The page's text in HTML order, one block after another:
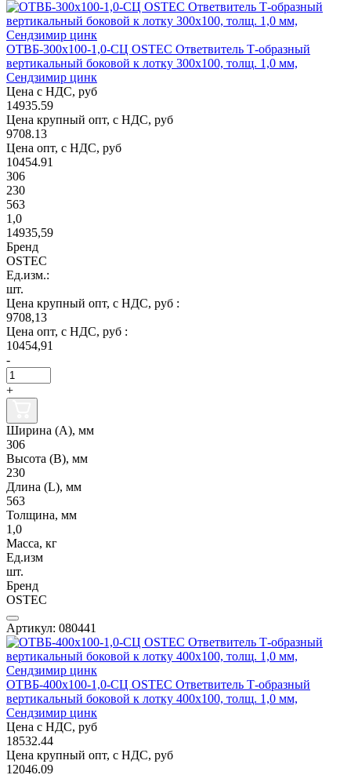
ОТВБ-300х100-1,0-СЦ OSTEC Ответвитель Т-образный
вертикальный боковой к лотку 300х100, толщ. 1,0 мм,
Сендзимир цинк
Цена с НДС, руб
14935.59
Цена крупный опт, с НДС, руб
9708.13
Цена опт, с НДС, руб
10454.91
306
230
563
1,0
14935,59
Бренд
OSTEC
Ед.изм.:
шт.
Цена крупный опт, с НДС, руб :
9708,13
Цена опт, с НДС, руб :
10454,91
-
+
Ширина (А), мм
306
Высота (В), мм
230
Длина (L), мм
563
Толщина, мм
1,0
Масса, кг
Ед.изм
шт.
Бренд
OSTEC
Артикул: 080441
ОТВБ-400х100-1,0-СЦ OSTEC Ответвитель Т-образный
вертикальный боковой к лотку 400х100, толщ. 1,0 мм,
Сендзимир цинк
Цена с НДС, руб
18532.44
Цена крупный опт, с НДС, руб
12046.09